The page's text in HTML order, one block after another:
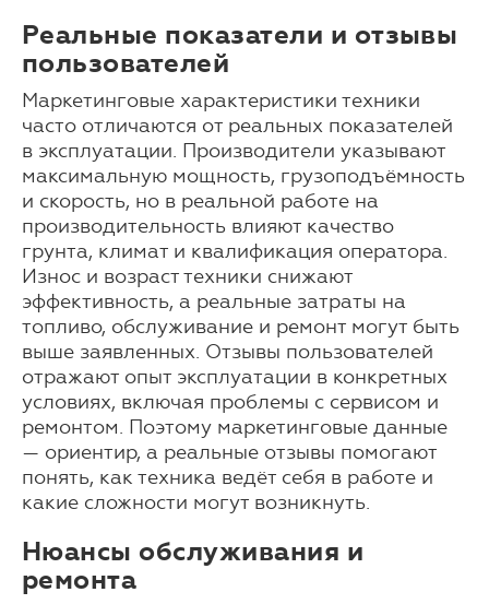
Реальные показатели и отзывы
пользователей
Маркетинговые характеристики техники
часто отличаются от реальных показателей
в эксплуатации. Производители указывают
максимальную мощность, грузоподъёмность
и скорость, но в реальной работе на
производительность влияют качество
грунта, климат и квалификация оператора.
Износ и возраст техники снижают
эффективность, а реальные затраты на
топливо, обслуживание и ремонт могут быть
выше заявленных. Отзывы пользователей
отражают опыт эксплуатации в конкретных
условиях, включая проблемы с сервисом и
ремонтом. Поэтому маркетинговые данные
— ориентир, а реальные отзывы помогают
понять, как техника ведёт себя в работе и
какие сложности могут возникнуть.
Нюансы обслуживания и
ремонта